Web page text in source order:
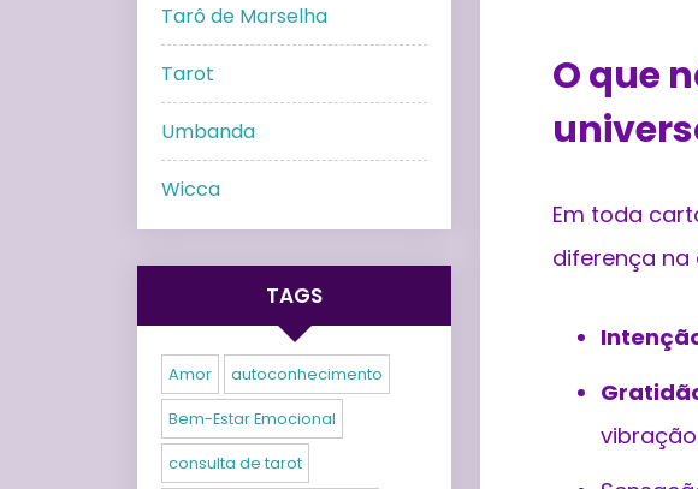
O que
Em toda
diferença na
Tarô de Marselha
Tarot
Umbanda
Wicca
TAGS
Amor autoconhecimento
Bem-Estar Emocional
consulta de tarot